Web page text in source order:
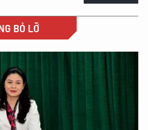
BỎ LỠ